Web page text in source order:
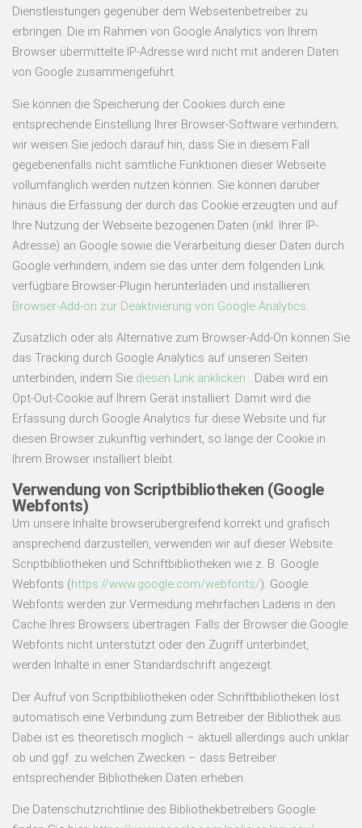
Dienstleistungen gegenüber dem Webseitenbetreiber zu
erbringen. Die im Rahmen von Google Analytics von Ihrem
Browser übermittelte IP-Adresse wird nicht mit anderen Daten
von Google zusammengeführt.
Sie können die Speicherung der Cookies durch eine
entsprechende Einstellung Ihrer Browser-Software verhindern;
wir weisen Sie jedoch darauf hin, dass Sie in diesem Fall
gegebenenfalls nicht sämtliche Funktionen dieser Webseite
vollumfänglich werden nutzen können. Sie können darüber
hinaus die Erfassung der durch das Cookie erzeugten und auf
Ihre Nutzung der Webseite bezogenen Daten (inkl. Ihrer IP-
Adresse) an Google sowie die Verarbeitung dieser Daten durch
Google verhindern, indem sie das unter dem folgenden Link
verfügbare Browser-Plugin herunterladen und installieren:
Browser-Add-on zur Deaktivierung von Google Analytics.
Zusätzlich oder als Alternative zum Browser-Add-On können Sie
das Tracking durch Google Analytics auf unseren Seiten
unterbinden, indem Sie diesen Link anklicken . Dabei wird ein
Opt-Out-Cookie auf Ihrem Gerät installiert. Damit wird die
Erfassung durch Google Analytics für diese Website und für
diesen Browser zukünftig verhindert, so lange der Cookie in
Ihrem Browser installiert bleibt.
Verwendung von Scriptbibliotheken (Google
Webfonts)
Um unsere Inhalte browserübergreifend korrekt und grafisch
ansprechend darzustellen, verwenden wir auf dieser Website
Scriptbibliotheken und Schriftbibliotheken wie z. B. Google
Webfonts (https://www.google.com/webfonts/). Google
Webfonts werden zur Vermeidung mehrfachen Ladens in den
Cache Ihres Browsers übertragen. Falls der Browser die Google
Webfonts nicht unterstützt oder den Zugriff unterbindet,
werden Inhalte in einer Standardschrift angezeigt.
Der Aufruf von Scriptbibliotheken oder Schriftbibliotheken löst
automatisch eine Verbindung zum Betreiber der Bibliothek aus.
Dabei ist es theoretisch möglich – aktuell allerdings auch unklar
ob und ggf. zu welchen Zwecken – dass Betreiber
entsprechender Bibliotheken Daten erheben.
Die Datenschutzrichtlinie des Bibliothekbetreibers Google